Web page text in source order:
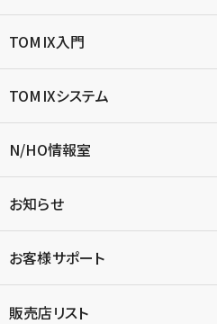
TOMIX入門
TOMIXシステム
N/HO情報室
お知らせ
お客様サポート
販売店リスト